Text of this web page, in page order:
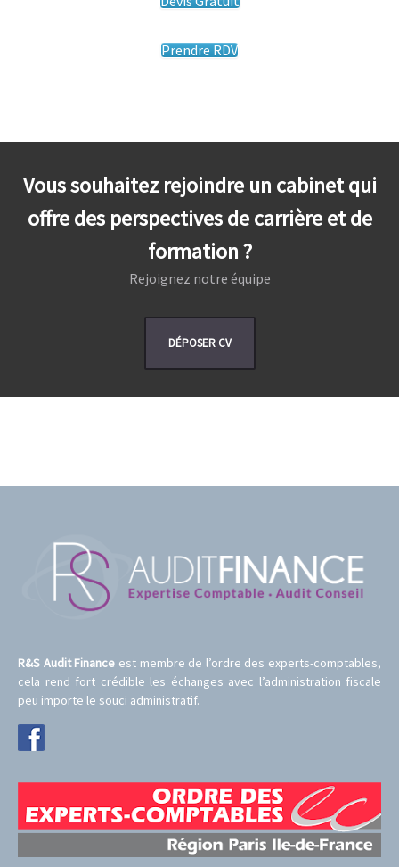
Prendre RDV
Vous souhaitez rejoindre un cabinet qui
offre des perspectives de carrière et de
formation ?
Rejoignez notre équipe
DÉPOSER CV
R&S Audit Finance est membre de l’ordre des experts-comptables,
cela rend fort crédible les échanges avec l’administration fiscale
peu importe le souci administratif.